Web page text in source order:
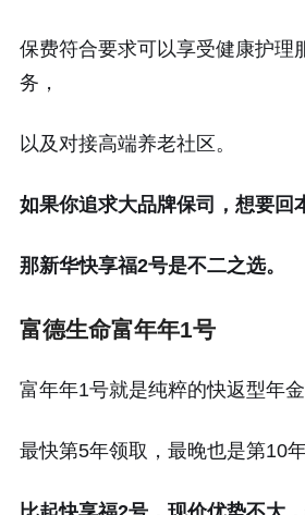
保费符合要求可以享受健康护理
务，
以及对接高端养老社区。
如果你追求大品牌保司，想要回
那新华快享福2号是不二之选。
富德生命富年年1号
富年年1号就是纯粹的快返型年金
最快第5年领取，最晚也是第10年